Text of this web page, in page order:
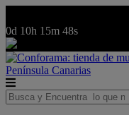
0d 10h 15m 48s
Península Canarias